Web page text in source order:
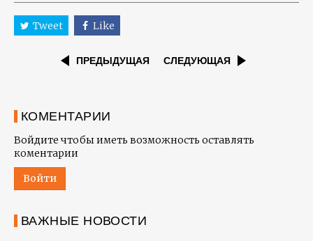
Tweet Like
ПРЕДЫДУЩАЯ СЛЕДУЮЩАЯ
КОМЕНТАРИИ
Войдите чтобы иметь возможность оставлять
коментарии
Войти
ВАЖНЫЕ НОВОСТИ